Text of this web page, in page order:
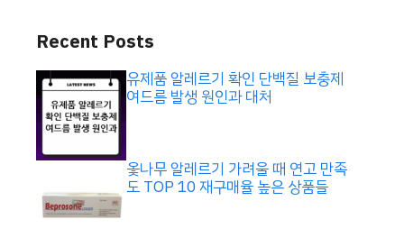
Recent Posts
유제품 알레르기 확인 단백질 보충제
여드름 발생 원인과 대처
옻나무 알레르기 가려울 때 연고 만족
도 TOP 10 재구매율 높은 상품들